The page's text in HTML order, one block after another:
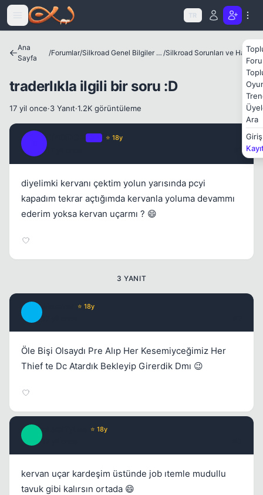
Icerige atla
TR
Ara
Giriş
Ana
Sayfa
/Forumlar/ Silkroad Genel Bilgiler ve Update Bilgileri / Silkroad Sorunları ve Hataları
traderlıkla ilgili bir soru :D
17 yil once·3 Yanıt·1.2K görüntüleme
⭐ 18y
diyelimki kervanı çektim yolun yarısında pcyi
kapadım tekrar açtığımda kervanla yoluma devammı
ederim yoksa kervan uçarmı ? 😄
3 YANIT
⭐ 18y
Öle Bişi Olsaydı Pre Alıp Her Kesemiyceğimiz Her
Thief te Dc Atardık Bekleyip Girerdik Dmı 😉
⭐ 18y
kervan uçar kardeşim üstünde job ıtemle mudullu
tavuk gibi kalırsın ortada 😄
Kapat